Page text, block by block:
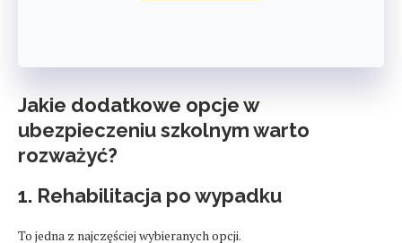
Jakie dodatkowe opcje w
ubezpieczeniu szkolnym warto
rozważyć?
1. Rehabilitacja po wypadku
To jedna z najczęściej wybieranych opcji.